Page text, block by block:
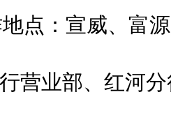
：宣威、富源
业部、红河分